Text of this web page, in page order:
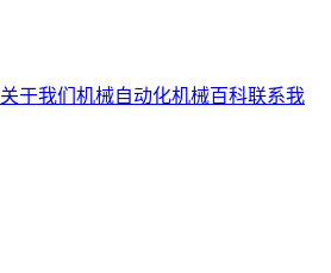
关于我们 机械自动化机械百科联系我